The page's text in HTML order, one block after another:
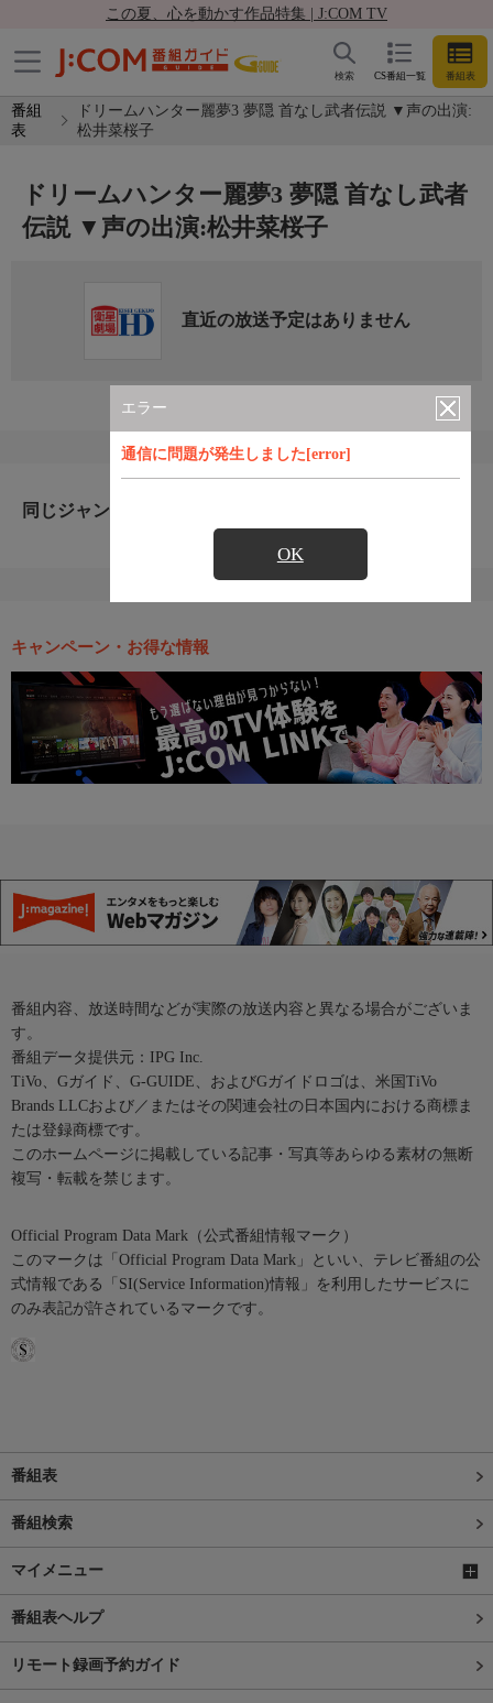
この夏、心を動かす作品特集 | J:COM TV
CS番組一覧 番組表
検索
番組
表
ドリームハンター麗夢3 夢隠 首なし武者伝説 ▼声の出演:
松井菜桜子
エラー
通信に問題が発生しました[error]
OK
ドリームハンター麗夢3 夢隠 首なし武者
伝説 ▼声の出演:松井菜桜子
直近の放送予定はありません
同じジャンルのおすすめ番組
キャンペーン・お得な情報
番組内容、放送時間などが実際の放送内容と異なる場合がございま
す。
番組データ提供元：IPG Inc.
TiVo、Gガイド、G-GUIDE、およびGガイドロゴは、米国TiVo
Brands LLCおよび／またはその関連会社の日本国内における商標ま
たは登録商標です。
このホームページに掲載している記事・写真等あらゆる素材の無断
複写・転載を禁じます。
Official Program Data Mark（公式番組情報マーク）
このマークは「Official Program Data Mark」といい、テレビ番組の公
式情報である「SI(Service Information)情報」を利用したサービスに
のみ表記が許されているマークです。
番組表
番組検索
マイメニュー
番組表ヘルプ
リモート録画予約ガイド